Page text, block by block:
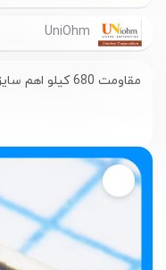
مقاومت 680 کیلو اهم سایز 0805